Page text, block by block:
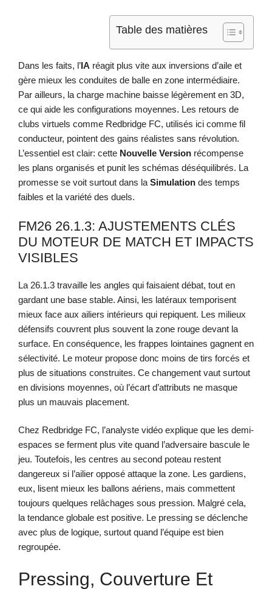
Table des matières
Dans les faits, l’IA réagit plus vite aux inversions d’aile et
gère mieux les conduites de balle en zone intermédiaire.
Par ailleurs, la charge machine baisse légèrement en 3D,
ce qui aide les configurations moyennes. Les retours de
clubs virtuels comme Redbridge FC, utilisés ici comme fil
conducteur, pointent des gains réalistes sans révolution.
L’essentiel est clair: cette Nouvelle Version récompense
les plans organisés et punit les schémas déséquilibrés. La
promesse se voit surtout dans la Simulation des temps
faibles et la variété des duels.
FM26 26.1.3: AJUSTEMENTS CLÉS
DU MOTEUR DE MATCH ET IMPACTS
VISIBLES
La 26.1.3 travaille les angles qui faisaient débat, tout en
gardant une base stable. Ainsi, les latéraux temporisent
mieux face aux ailiers intérieurs qui repiquent. Les milieux
défensifs couvrent plus souvent la zone rouge devant la
surface. En conséquence, les frappes lointaines gagnent en
sélectivité. Le moteur propose donc moins de tirs forcés et
plus de situations construites. Ce changement vaut surtout
en divisions moyennes, où l’écart d’attributs ne masque
plus un mauvais placement.
Chez Redbridge FC, l’analyste vidéo explique que les demi-
espaces se ferment plus vite quand l’adversaire bascule le
jeu. Toutefois, les centres au second poteau restent
dangereux si l’ailier opposé attaque la zone. Les gardiens,
eux, lisent mieux les ballons aériens, mais commettent
toujours quelques relâchages sous pression. Malgré cela,
la tendance globale est positive. Le pressing se déclenche
avec plus de logique, surtout quand l’équipe est bien
regroupée.
Pressing, Couverture Et